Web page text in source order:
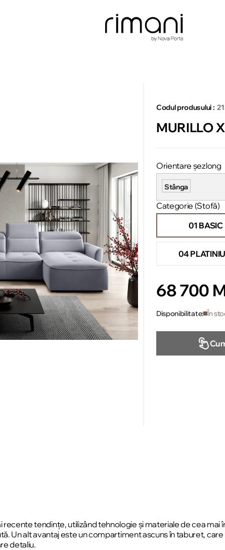
Codul produsului :
MURILLO
Orientare șezlong
Stânga
Categorie (Stofă)
01 BASIC
04
68 700
Disponibilitate: În
tendințe, utilizând tehnologie și materiale de cea mai
Un alt avantaj este un compartiment ascuns în taburet,
detaliu.